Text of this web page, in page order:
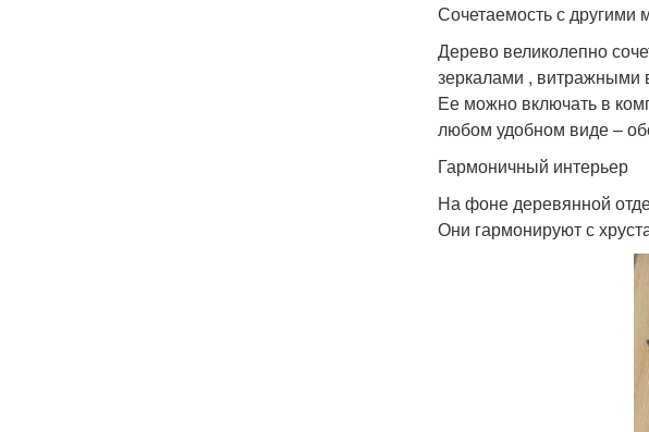
Сочетаемость с другими
Дерево великолепно
зеркалами , витражными
Ее можно включать в
любом удобном виде –
Гармоничный интерьер
На фоне деревянной
Они гармонируют с